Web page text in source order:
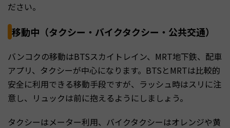
ださい。
移動中（タクシー・バイクタクシー・公共交通）
バンコクの移動はBTSスカイトレイン、MRT地下鉄、配車
アプリ、タクシーが中心になります。BTSとMRTは比較的
安全に利用できる移動手段ですが、ラッシュ時はスリに注
意し、リュックは前に抱えるようにしましょう。
タクシーはメーター利用、バイクタクシーはオレンジや黄